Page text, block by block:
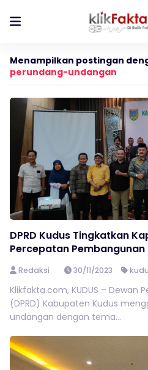
Menampilkan postingan
perundang-undangan
DPRD Kudus Tingkatkan
Percepatan Pembangunan
Redaksi 30/11/2023
Klikfakta.com, KUDUS – Dewan
(DPRD) Kabupaten Kudus
undangan dengan tema...